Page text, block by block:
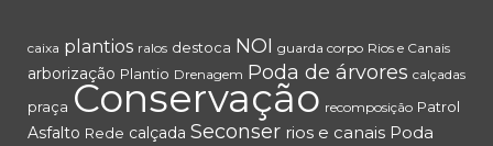
caixa plantios ralos destoca NOI guarda corpo Rios e Canais
arborização Plantio Drenagem Poda de árvores calçadas
praça Conservação recomposição Patrol
Asfalto Rede calçada Seconser rios e canais Poda